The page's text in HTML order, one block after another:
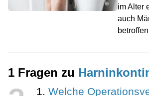
©
im Alter
auch
1 Fragen zu
Welche